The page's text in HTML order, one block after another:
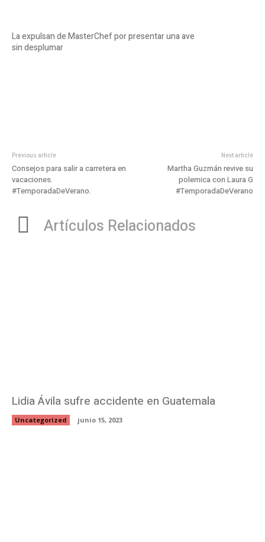
La expulsan de MasterChef por presentar una ave
sin desplumar
Previous article
Consejos para salir a carretera en
vacaciones.
#TemporadaDeVerano.
Next article
Martha Guzmán revive su
polemica con Laura G
#TemporadaDeVerano
Artículos Relacionados
Lidia Ávila sufre accidente en Guatemala
Uncategorized junio 15, 2023